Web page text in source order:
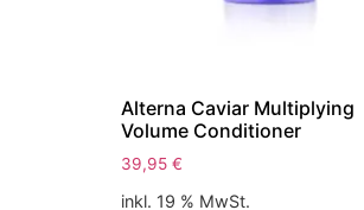
Alterna Caviar Multiplying
Volume Conditioner
39,95 €
inkl. 19 % MwSt.